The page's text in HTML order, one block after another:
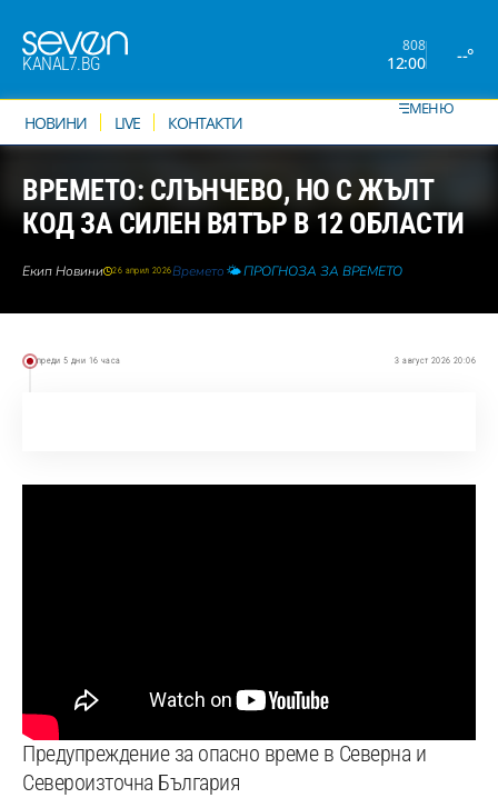
KANAL7.BG
808
12:00 --°
НОВИНИ LIVE КОНТАКТИ
МЕНЮ
ВРЕМЕТО: СЛЪНЧЕВО, НО С ЖЪЛТ
КОД ЗА СИЛЕН ВЯТЪР В 12 ОБЛАСТИ
Екип Новини 26 април 2026Времето🌤️ ПРОГНОЗА ЗА ВРЕМЕТО
преди 5 дни 16 часа 3 август 2026 20:06
Предупреждение за опасно време в Северна и
Североизточна България